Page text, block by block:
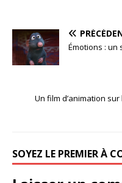
Émotions : un
Un film d’animation
SOYEZ LE PREMIER À